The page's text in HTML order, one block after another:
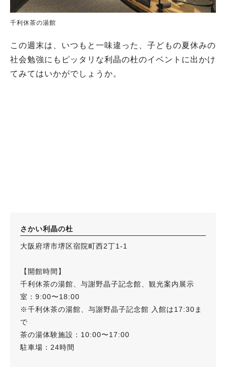
千利休茶の湯館
この週末は、いつもと一味違った、子どもの夏休みの
社会勉強にもピッタリな利晶の杜のイベントに出かけ
てみてはいかがでしょうか。
さかい利晶の杜
大阪府堺市堺区宿院町西2丁1-1
【開館時間】
千利休茶の湯館、与謝野晶子記念館、観光案内展示
室：9:00〜18:00
※千利休茶の湯館、与謝野晶子記念館 入館は17:30ま
で
茶の湯体験施設：10:00〜17:00
駐車場：24時間